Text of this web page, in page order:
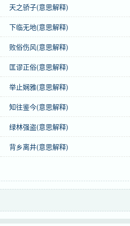
天之骄子(意思解释)
下临无地(意思解释)
败俗伤风(意思解释)
匡谬正俗(意思解释)
举止娴雅(意思解释)
知往鉴今(意思解释)
绿林强盗(意思解释)
背乡离井(意思解释)